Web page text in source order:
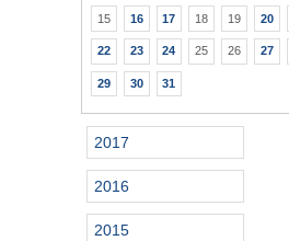
15 16 17 18 19 20
22 23 24 25 26 27
29 30 31
2017
2016
2015